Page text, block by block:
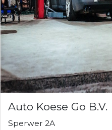
Auto Koese Go B.V.
Sperwer 2A